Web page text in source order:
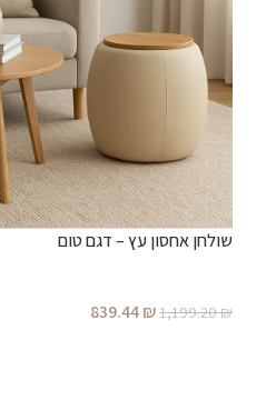
שולחן אחסון עץ – דגם טום
1,199.20₪
839.44₪